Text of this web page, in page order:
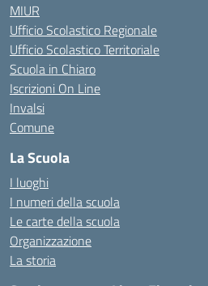
MIUR
Ufficio Scolastico Regionale
Ufficio Scolastico Territoriale
Scuola in Chiaro
Iscrizioni On Line
Invalsi
Comune
La Scuola
I luoghi
I numeri della scuola
Le carte della scuola
Organizzazione
La storia